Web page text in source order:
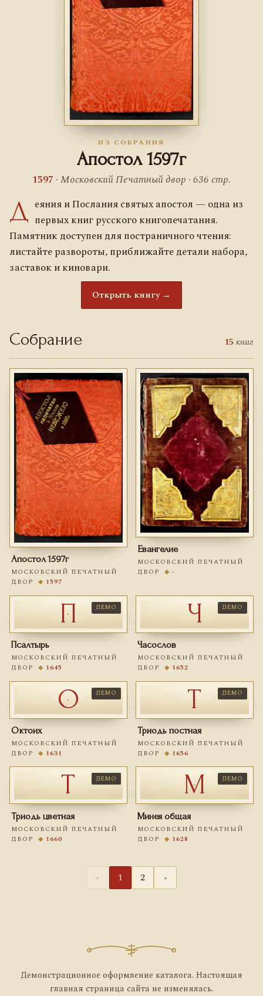
ИЗ СОБРАНИЯ
Апостол 1597г
1597 · Московский Печатный двор · 636 стр.
Д еяния и Послания святых апостол — одна из
первых книг русского книгопечатания.
Памятник доступен для постраничного чтения:
листайте развороты, приближайте детали набора,
заставок и киновари.
Открыть книгу →
Собрание 15 книг
Апостол 1597г
МОСКОВСКИЙ ПЕЧАТНЫЙ
ДВОР ◆ 1597
Евангелие
МОСКОВСКИЙ ПЕЧАТНЫЙ
ДВОР ◆ -
ДЕМО
П
Псалтырь
МОСКОВСКИЙ ПЕЧАТНЫЙ
ДВОР ◆ 1645
ДЕМО
Ч
Часослов
МОСКОВСКИЙ ПЕЧАТНЫЙ
ДВОР ◆ 1652
ДЕМО
О
Октоих
МОСКОВСКИЙ ПЕЧАТНЫЙ
ДВОР ◆ 1631
ДЕМО
Т
Триодь постная
МОСКОВСКИЙ ПЕЧАТНЫЙ
ДВОР ◆ 1656
ДЕМО
Т
Триодь цветная
МОСКОВСКИЙ ПЕЧАТНЫЙ
ДВОР ◆ 1660
ДЕМО
М
Минея общая
МОСКОВСКИЙ ПЕЧАТНЫЙ
ДВОР ◆ 1628
‹ 1 2 ›
Демонстрационное оформление каталога. Настоящая
главная страница сайта не изменялась.